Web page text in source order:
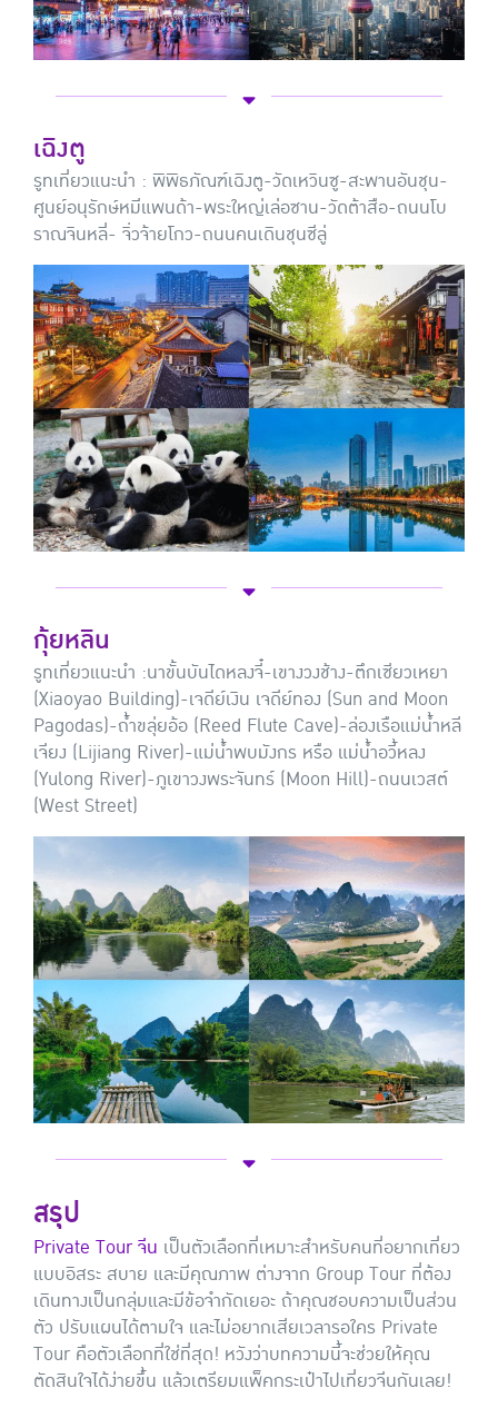
เฉิงตู
รูทเที่ยวแนะนำ : พิพิธภัณฑ์เฉิงตู-วัดเหวินซู-สะพานอันชุน-
ศูนย์อนุรักษ์หมีแพนด้า-พระใหญ่เล่อซาน-วัดต้าสือ-ถนนโบ
ราณจินหลี่- จิ่วจ้ายโกว-ถนนคนเดินชุนซีลู่
กุ้ยหลิน
รูทเที่ยวแนะนำ :นาขั้นบันไดหลงจี๋-เขางวงช้าง-ตึกเซียวเหยา
(Xiaoyao Building)-เจดีย์เงิน เจดีย์ทอง (Sun and Moon
Pagodas)-ถ้ำขลุ่ยอ้อ (Reed Flute Cave)-ล่องเรือแม่น้ำหลี
เจียง (Lijiang River)-แม่น้ำพบมังกร หรือ แม่น้ำอวี้หลง
(Yulong River)-ภูเขาวงพระจันทร์ (Moon Hill)-ถนนเวสต์
(West Street)
สรุป
Private Tour จีน เป็นตัวเลือกที่เหมาะสำหรับคนที่อยากเที่ยว
แบบอิสระ สบาย และมีคุณภาพ ต่างจาก Group Tour ที่ต้อง
เดินทางเป็นกลุ่มและมีข้อจำกัดเยอะ ถ้าคุณชอบความเป็นส่วน
ตัว ปรับแผนได้ตามใจ และไม่อยากเสียเวลารอใคร Private
Tour คือตัวเลือกที่ใช่ที่สุด! หวังว่าบทความนี้จะช่วยให้คุณ
ตัดสินใจได้ง่ายขึ้น แล้วเตรียมแพ็คกระเป๋าไปเที่ยวจีนกันเลย!